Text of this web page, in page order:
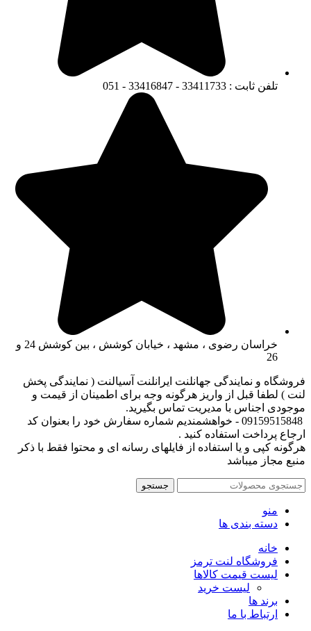
تلفن ثابت : 33411733 - 33416847 - 051
خراسان رضوی ، مشهد ، خیابان کوشش ، بین کوشش 24 و
26
فروشگاه و نمایندگی جهانلنت ایرانلنت آسیالنت ( نمایندگی پخش
لنت ) لطفا قبل از واریز هرگونه وجه برای اطمینان از قیمت و
موجودی اجناس با مدیریت تماس بگیرید.
09159515848 - خواهشمندیم شماره سفارش خود را بعنوان کد
ارجاع پرداخت استفاده کنید .
هرگونه کپی و یا استفاده از فایلهای رسانه ای و محتوا فقط با ذکر
منبع مجاز میباشد
جستجو
منو
دسته بندی ها
خانه
فروشگاه لنت ترمز
لیست قیمت کالاها
لیست خرید
برند ها
ارتباط با ما